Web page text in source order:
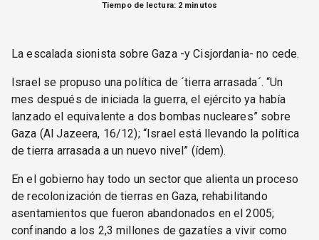
Tiempo de lectura: 2 minutos
La escalada sionista sobre Gaza -y Cisjordania- no cede.
Israel se propuso una política de ´tierra arrasada´. “Un
mes después de iniciada la guerra, el ejército ya había
lanzado el equivalente a dos bombas nucleares” sobre
Gaza (Al Jazeera, 16/12); “Israel está llevando la política
de tierra arrasada a un nuevo nivel” (ídem).
En el gobierno hay todo un sector que alienta un proceso
de recolonización de tierras en Gaza, rehabilitando
asentamientos que fueron abandonados en el 2005;
confinando a los 2,3 millones de gazatíes a vivir como